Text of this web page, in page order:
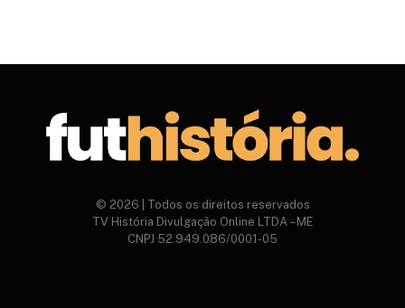
© 2026 | Todos os direitos reservados
TV História Divulgação Online LTDA – ME
CNPJ 52.949.086/0001-05